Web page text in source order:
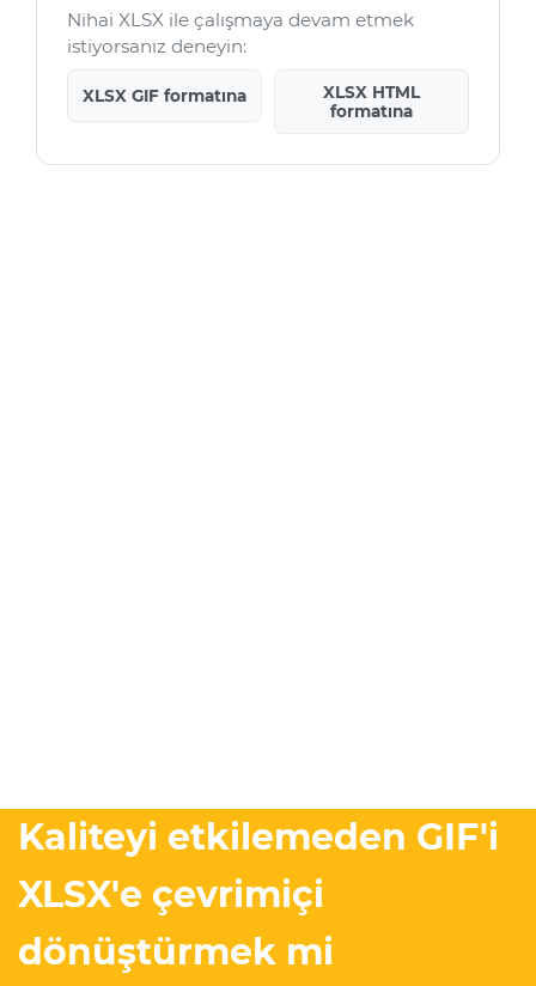
Nihai XLSX ile çalışmaya devam etmek
istiyorsanız deneyin:
XLSX GIF formatına
XLSX HTML
formatına
Kaliteyi etkilemeden GIF'i
XLSX'e çevrimiçi
dönüştürmek mi